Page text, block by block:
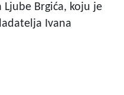
Ljube Brgića, koju je
Ivana